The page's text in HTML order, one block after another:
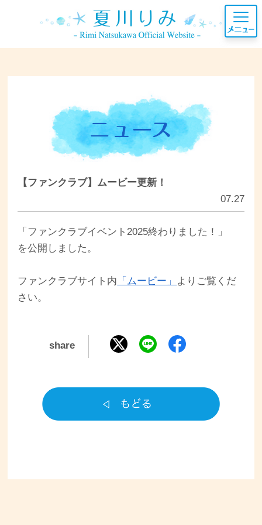
【ファンクラブ】ムービー更新！
07.27
「ファンクラブイベント2025終わりました！」
を公開しました。
ファンクラブサイト内 「ムービー」 よりご覧くだ
さい。
share